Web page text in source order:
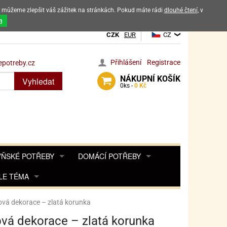
výrobků
CZK EUR CZ
Přihlášení Registrace
NÁKUPNÍ KOŠÍK
0 ks - 0 Kč
Vyhledat
POTŘEBY
KOŘENKY
DESINFEKCE, OCHRANA
KÁVOVARŮ
DOMÁCÍ POTŘEBY
DROBNOSTI DO DOMÁCNOSTI
KOŠÍKY
TÉMA
POHÁDKY A HRYPRO FANOUŠKY ANGRY BIRDS
PRO FANOUŠKY BARBIE
NAROZENINOVÉ SVÍČKY
dekorace – zlatá korunka
dekorace – zlatá korunka
zlepšit váš zážitek na stránkách. Pokud máte rádi dlouhé čtení, v